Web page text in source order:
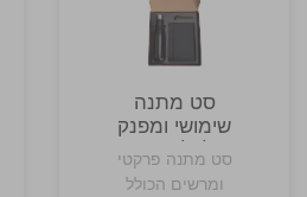
סט מתנה
שימושי ומפנק
לכל עובד
סט מתנה פרקטי
ומרשים הכולל